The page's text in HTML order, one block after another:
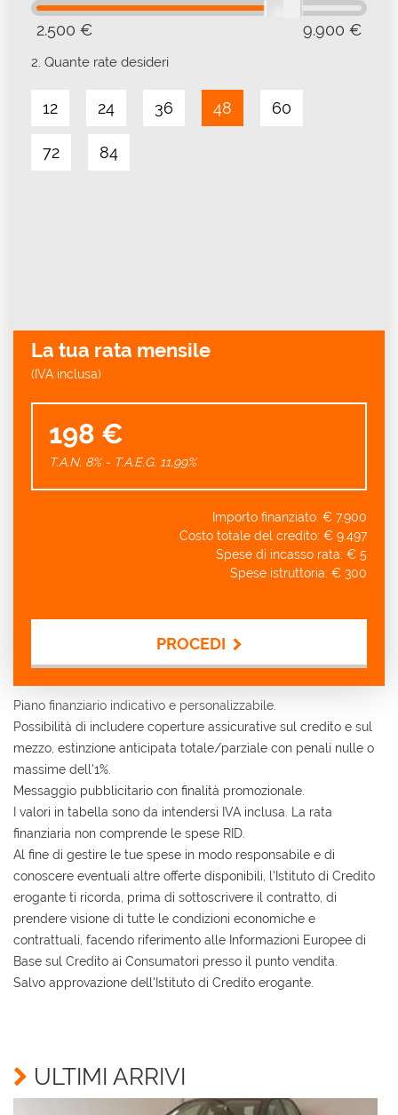
2.500 € 9.900 €
2. Quante rate desideri
12 24 36 48 60
72 84
La tua rata mensile
(IVA inclusa)
198 €
T.A.N. 8% - T.A.E.G. 11,99%
Importo finanziato: € 7.900
Costo totale del credito: € 9.497
Spese di incasso rata: € 5
Spese istruttoria: € 300
PROCEDI
Contattaci
Ho letto e accettol'informativa privacy*
Invia la tua richiesta
Piano finanziario indicativo e personalizzabile.
Possibilità di includere coperture assicurative sul credito e sul
mezzo, estinzione anticipata totale/parziale con penali nulle o
massime dell'1%.
Messaggio pubblicitario con finalità promozionale.
I valori in tabella sono da intendersi IVA inclusa. La rata
finanziaria non comprende le spese RID.
Al fine di gestire le tue spese in modo responsabile e di
conoscere eventuali altre offerte disponibili, l'Istituto di Credito
erogante ti ricorda, prima di sottoscrivere il contratto, di
prendere visione di tutte le condizioni economiche e
contrattuali, facendo riferimento alle Informazioni Europee di
Base sul Credito ai Consumatori presso il punto vendita.
Salvo approvazione dell'Istituto di Credito erogante.
ULTIMI ARRIVI